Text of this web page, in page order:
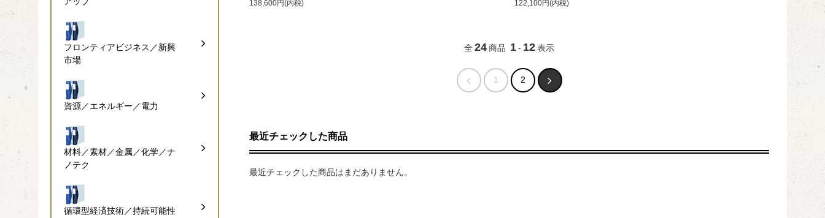
138,600円(内税) 122,100円(内税)
全24商品 1- 12表示
1 2
最近チェックした商品
最近チェックした商品はまだありません。
フロンティアビジネス／新興
市場
資源／エネルギー／電力
材料／素材／金属／化学／ナ
ノテク
循環型経済技術／持続可能性